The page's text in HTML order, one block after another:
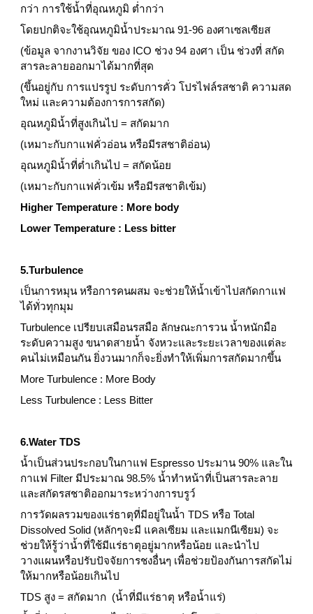
กว่า การใช้น้ำที่อุณหภูมิ ต่ำกว่า
โดยปกติจะใช้อุณหภูมิน้ำประมาณ 91-96 องศาเซลเซียส
(ข้อมูล จากงานวิจัย ของ ICO ช่วง 94 องศา เป็น ช่วงที่ สกัด
สารละลายออกมาได้มากที่สุด
(ขึ้นอยู่กับ การแปรรูป ระดับการคั่ว โปรไฟล์รสชาติ ความสด
ใหม่ และความต้องการการสกัด)
อุณหภูมิน้ำที่สูงเกินไป = สกัดมาก
(เหมาะกับกาแฟคั่วอ่อน หรือมีรสชาติอ่อน)
อุณหภูมิน้ำที่ต่ำเกินไป = สกัดน้อย
(เหมาะกับกาแฟคั่วเข้ม หรือมีรสชาติเข้ม)
Higher Temperature : More body
Lower Temperature : Less bitter
5.Turbulence
เป็นการหมุน หรือการคนผสม จะช่วยให้น้ำเข้าไปสกัดกาแฟ
ได้ทั่วทุกมุม
Turbulence เปรียบเสมือนรสมือ ลักษณะการวน น้ำหนักมือ
ระดับความสูง ขนาดสายน้ำ จังหวะและระยะเวลาของแต่ละ
คนไม่เหมือนกัน ยิ่งวนมากก็จะยิ่งทำให้เพิ่มการสกัดมากขึ้น
More Turbulence : More Body
Less Turbulence : Less Bitter
6.Water TDS
น้ำเป็นส่วนประกอบในกาแฟ Espresso ประมาน 90% และใน
กาแฟ Filter มีประมาณ 98.5% น้ำทำหน้าที่เป็นสารละลาย
และสกัดรสชาติออกมาระหว่างการบรูว์
การวัดผลรวมของแร่ธาตุที่มีอยู่ในน้ำ TDS หรือ Total
Dissolved Solid (หลักๆจะมี แคลเซียม และแมกนีเซียม) จะ
ช่วยให้รู้ว่าน้ำที่ใช้มีแร่ธาตุอยู่มากหรือน้อย และนำไป
วางแผนหรือปรับปัจจัยการชงอื่นๆ เพื่อช่วยป้องกันการสกัดไม่
ให้มากหรือน้อยเกินไป
TDS สูง = สกัดมาก  (น้ำที่มีแร่ธาตุ หรือน้ำแร่)